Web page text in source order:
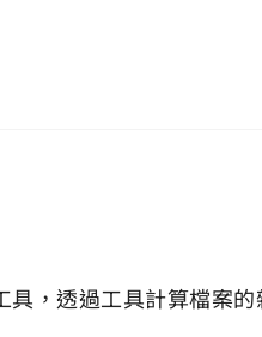
，透過工具計算檔案